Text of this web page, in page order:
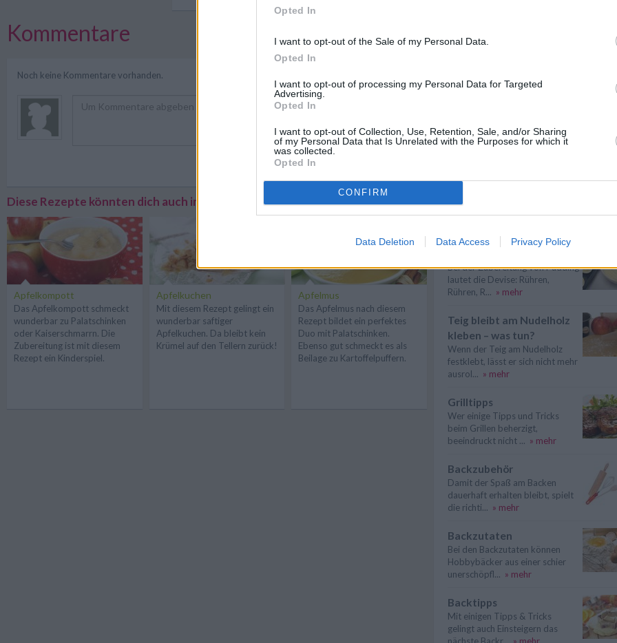
Opted In
I want to opt-out of the Sale of my Personal Data.
Opted In
I want to opt-out of processing my Personal Data for Targeted
Advertising.
Opted In
I want to opt-out of Collection, Use, Retention, Sale, and/or Sharing
of my Personal Data that Is Unrelated with the Purposes for which it
was collected.
Opted In
CONFIRM
Data Deletion Data Access Privacy Policy
Kommentare
Noch keine Kommentare vorhanden.
Registrieren
Diese Rezepte könnten dich auch interessieren
Apfelkompott
Das Apfelkompott schmeckt
wunderbar zu Palatschinken
oder Kaiserschmarrn. Die
Zubereitung ist mit diesem
Rezept ein Kinderspiel.
Apfelkuchen
Mit diesem Rezept gelingt ein
wunderbar saftiger
Apfelkuchen. Da bleibt kein
Krümel auf den Tellern zurück!
Apfelmus
Das Apfelmus nach diesem
Rezept bildet ein perfektes
Duo mit Palatschinken.
Ebenso gut schmeckt es als
Beilage zu Kartoffelpuffern.
Suppen kochen - so gelingt es.
Grundnahrungsmittel. Wie
lange... » mehr
stürzen – was tun?
nicht aus der Form stürzen lässt?
Bei der Zubereitung von Pudding
lautet die Devise: Rühren,
Rühren, R... » mehr
Teig bleibt am Nudelholz
kleben – was tun?
Wenn der Teig am Nudelholz
festklebt, lässt er sich nicht mehr
ausrol... » mehr
Grilltipps
Wer einige Tipps und Tricks
beim Grillen beherzigt,
beeindruckt nicht ... » mehr
Backzubehör
Damit der Spaß am Backen
dauerhaft erhalten bleibt, spielt
die richti... » mehr
Backzutaten
Bei den Backzutaten können
Hobbybäcker aus einer schier
unerschöpfl... » mehr
Backtipps
Mit einigen Tipps & Tricks
gelingt auch Einsteigern das